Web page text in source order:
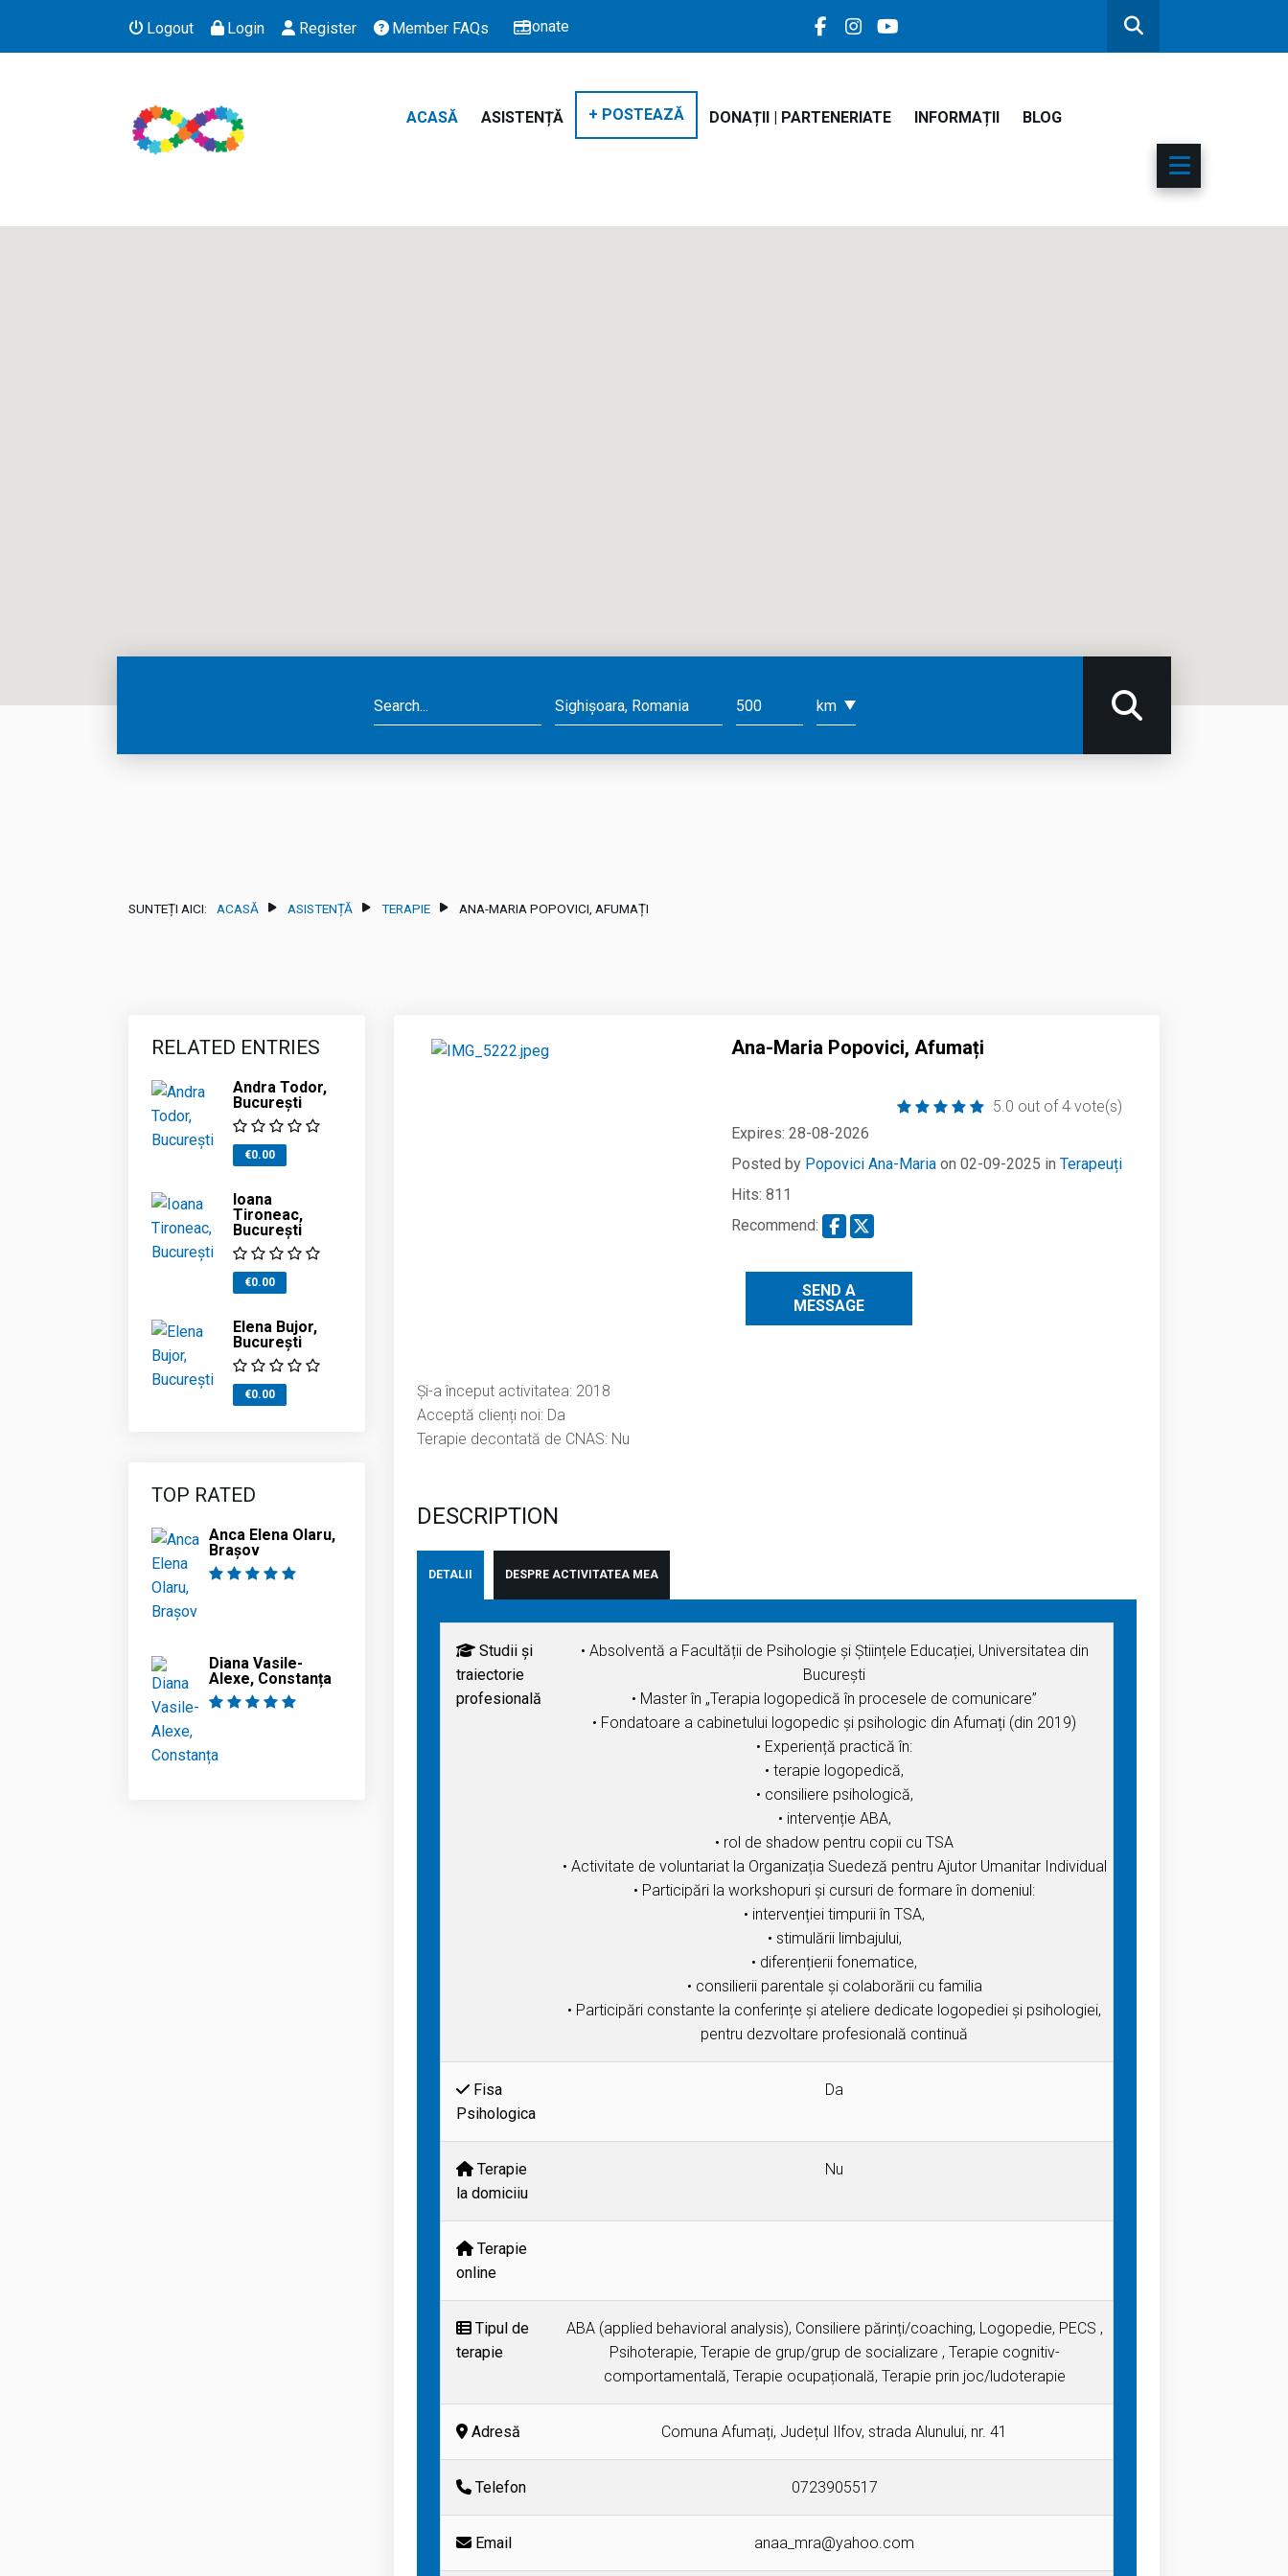
Logout Login Register Member FAQs Donate
ACASĂ ASISTENȚĂ + POSTEAZĂ DONAȚII | PARTENERIATE INFORMAȚII BLOG
SUNTEȚI AICI: ACASĂ ASISTENȚĂ TERAPIE ANA-MARIA POPOVICI, AFUMAȚI
RELATED ENTRIES
Andra Todor,
București
€0.00
Ioana
Tironeac,
București
€0.00
Elena Bujor,
Bucureşti
€0.00
TOP RATED
Anca Elena Olaru,
Brașov
Diana Vasile-
Alexe, Constanța
Ana-Maria Popovici, Afumați
5.0 out of 4 vote(s)
Expires: 28-08-2026
Posted by Popovici Ana-Mariaon 02-09-2025 in Terapeuți
Hits: 811
Recommend:
SEND A
MESSAGE
Și-a început activitatea: 2018
Acceptă clienți noi: Da
Terapie decontată de CNAS: Nu
DESCRIPTION
DETALII DESPRE ACTIVITATEA MEA
Studii și
traiectorie
profesională
• Absolventă a Facultății de Psihologie și Științele Educației, Universitatea din
București
• Master în „Terapia logopedică în procesele de comunicare”
• Fondatoare a cabinetului logopedic și psihologic din Afumați (din 2019)
• Experiență practică în:
• terapie logopedică,
• consiliere psihologică,
• intervenție ABA,
• rol de shadow pentru copii cu TSA
• Activitate de voluntariat la Organizația Suedeză pentru Ajutor Umanitar Individual
• Participări la workshopuri și cursuri de formare în domeniul:
• intervenției timpurii în TSA,
• stimulării limbajului,
• diferențierii fonematice,
• consilierii parentale și colaborării cu familia
• Participări constante la conferințe și ateliere dedicate logopediei și psihologiei,
pentru dezvoltare profesională continuă
Fisa
Psihologica
Da
Terapie
la domiciiu
Nu
Terapie
online
Tipul de
terapie
ABA (applied behavioral analysis), Consiliere părinți/coaching, Logopedie, PECS ,
Psihoterapie, Terapie de grup/grup de socializare , Terapie cognitiv-
comportamentală, Terapie ocupațională, Terapie prin joc/ludoterapie
Adresă Comuna Afumați, Județul Ilfov, strada Alunului, nr. 41
Telefon 0723905517
Email anaa_mra@yahoo.com